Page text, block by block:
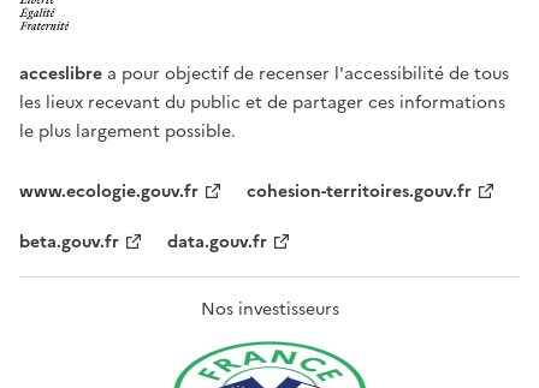
acceslibre a pour objectif de recenser l'accessibilité de tous
les lieux recevant du public et de partager ces informations
le plus largement possible.
www.ecologie.gouv.fr
cohesion-territoires.gouv.fr
beta.gouv.fr
data.gouv.fr
Nos investisseurs